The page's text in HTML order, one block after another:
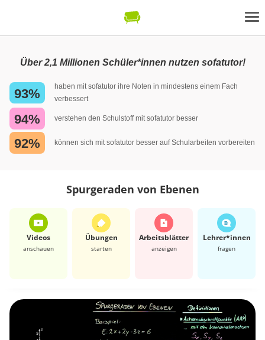
Über 2,1 Millionen Schüler*innen nutzen sofatutor!
93%
haben mit sofatutor ihre Noten in mindestens einem Fach
verbessert
94% verstehen den Schulstoff mit sofatutor besser
92% können sich mit sofatutor besser auf Schularbeiten vorbereiten
Spurgeraden von Ebenen
Videos
anschauen
Übungen
starten
Arbeits­blätter
anzeigen
Lehrer*​innen
fragen